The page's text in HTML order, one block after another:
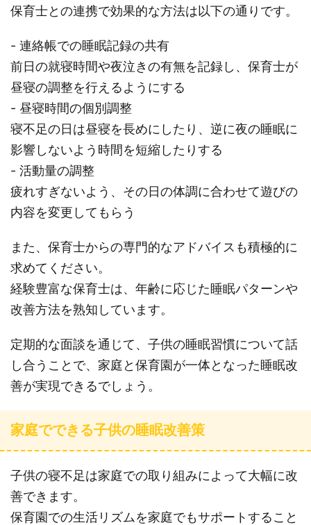
保育士との連携で効果的な方法は以下の通りです。
- 連絡帳での睡眠記録の共有
前日の就寝時間や夜泣きの有無を記録し、保育士が
昼寝の調整を行えるようにする
- 昼寝時間の個別調整
寝不足の日は昼寝を長めにしたり、逆に夜の睡眠に
影響しないよう時間を短縮したりする
- 活動量の調整
疲れすぎないよう、その日の体調に合わせて遊びの
内容を変更してもらう
また、保育士からの専門的なアドバイスも積極的に
求めてください。
経験豊富な保育士は、年齢に応じた睡眠パターンや
改善方法を熟知しています。
定期的な面談を通じて、子供の睡眠習慣について話
し合うことで、家庭と保育園が一体となった睡眠改
善が実現できるでしょう。
家庭でできる子供の睡眠改善策
子供の寝不足は家庭での取り組みによって大幅に改
善できます。
保育園での生活リズムを家庭でもサポートすること